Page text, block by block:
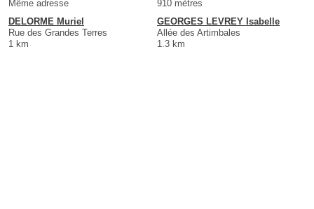
Même adresse
910 mètres
DELORME Muriel
Rue des Grandes Terres
1 km
GEORGES LEVREY Isabelle
Allée des Artimbales
1.3 km